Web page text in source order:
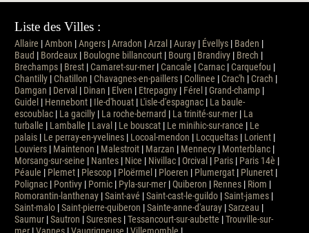
Liste des Villes :
Allaire |Ambon |Angers|Arradon |Arzal |Auray| Évellys| Baden |
Baud | Bordeaux| Boulogne billancourt| Bourg | Brandivy| Brech |
Brechamps| Brest|Camaret-sur-mer|Cancale |Carnac|Carquefou |
Chantilly|Chatillon |Chavagnes-en-paillers|Collinee |Crac'h |Crach |
Damgan | Derval | Dinan | Elven | Etrepagny| Férel |Grand-champ|
Guidel | Hennebont| Ile-d'houat| L'isle-d'espagnac| La baule-
escoublac| La gacilly| La roche-bernard | La trinité-sur-mer| La
turballe | Lamballe | Laval | Le bouscat| Le minihic-sur-rance | Le
palais| Le perray-en-yvelines| Locoal-mendon | Locqueltas| Lorient|
Louviers| Maintenon | Malestroit| Marzan | Mennecy| Monterblanc|
Morsang-sur-seine | Nantes| Nice | Nivillac| Orcival | Paris| Paris 14è |
Péaule | Plemet| Plescop| Ploërmel | Ploeren | Plumergat| Pluneret|
Polignac| Pontivy| Pornic| Pyla-sur-mer|Quiberon | Rennes| Riom |
Romorantin-lanthenay|Saint-avé |Saint-cast-le-guildo|Saint-james|
Saint-malo|Saint-pierre-quiberon |Sainte-anne-d'auray|Sarzeau |
Saumur|Sautron |Suresnes|Tessancourt-sur-aubette |Trouville-sur-